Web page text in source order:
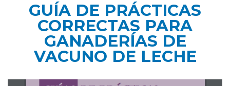
GUÍA DE PRÁCTICAS
CORRECTAS PARA
GANADERÍAS DE
VACUNO DE LECHE